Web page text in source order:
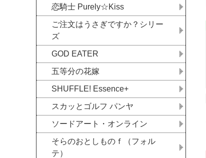
恋騎士 Purely☆Kiss
ご注文はうさぎですか？シリー
ズ
GOD EATER
五等分の花嫁
SHUFFLE! Essence+
スカッとゴルフ パンヤ
ソードアート・オンライン
そらのおとしものｆ（フォル
テ）